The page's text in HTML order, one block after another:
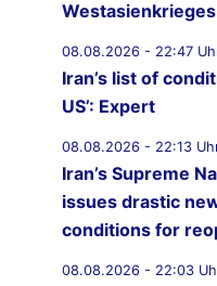
Westasienkrieges
08.08.2026 - 22:47
Iran’s list of
US’: Expert
08.08.2026 - 22:13
Iran’s Supreme
issues drastic
conditions for
08.08.2026 - 22:03